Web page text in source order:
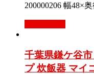
200000206 幅48×
千葉県鎌ケ谷
プ 炊飯器 マイ